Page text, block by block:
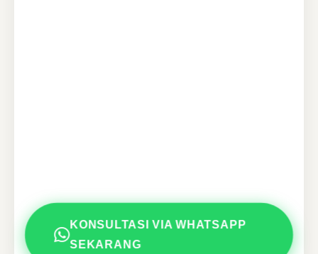
KONSULTASI VIA WHATSAPP
SEKARANG